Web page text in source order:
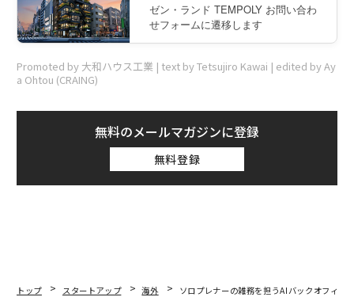
ゼン・ランド TEMPOLY お問い合わ
せフォームに遷移します
Promoted by 大和ハウス工業 | text by Tetsujiro Kawai | edited by Ay
a Ohtou (CRAING)
無料のメールマガジンに登録
無料登録
トップ スタートアップ 海外
ソロプレナーの雑務を担うAIバックオフィ